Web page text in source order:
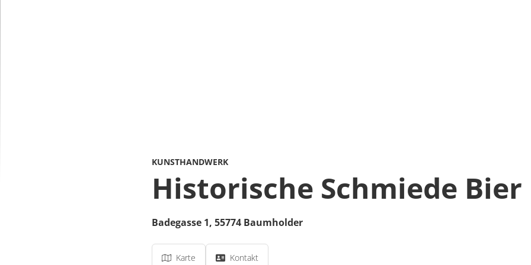
KUNSTHANDWERK
Historische Schmiede Bier
Badegasse 1, 55774 Baumholder
Karte Kontakt